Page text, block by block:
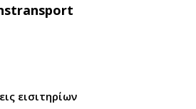
εισιτηρίων